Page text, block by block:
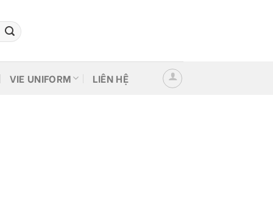
VIE UNIFORM LIÊN HỆ